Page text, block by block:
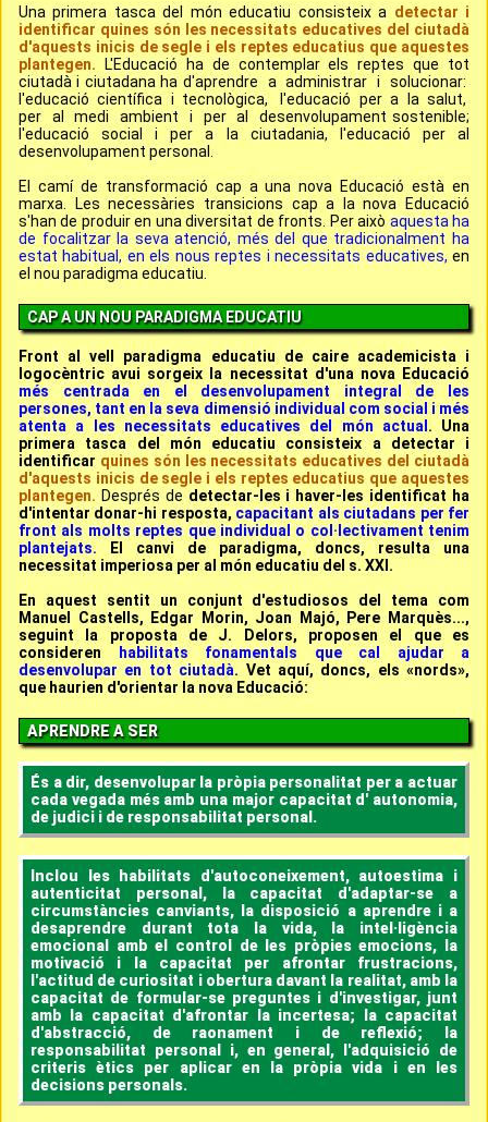
Una primera tasca del món educatiu consisteix a detectar i
identificar quines són les necessitats educatives del ciutadà
d'aquests inicis de segle i els reptes educatius que aquestes
plantegen.
L'Educació ha de contemplar els reptes que tot
ciutadà i ciutadana ha d'aprendre a administrar i solucionar:
l'educació científica i tecnològica, l'educació per a la salut,
per al medi ambient i per al desenvolupament sostenible;
l'educació social i per a la ciutadania, l'educació per al
desenvolupament personal.
El camí de transformació cap a una nova Educació està en
marxa. Les necessàries transicions cap a la nova Educació
s'han de produir en una diversitat de fronts. Per això aquesta ha
de focalitzar la seva atenció, més del que tradicionalment ha
estat habitual, en els nous reptes i necessitats educatives, en
el nou paradigma educatiu.
CAP A UN NOU PARADIGMA EDUCATIU
Front al vell paradigma educatiu de caire academicista i
logocèntric avui sorgeix la necessitat d'una nova Educació
més centrada en el desenvolupament integral de les
persones, tant en la seva dimensió individual com social i més
atenta a les necessitats educatives del món actual . Una
primera tasca del món educatiu consisteix a detectar i
identificar quines són les necessitats educatives del ciutadà
d'aquests inicis de segle i els reptes educatius que aquestes
plantegen. Després de detectar-les i haver-les identificat ha
d'intentar donar-hi resposta, capacitant als ciutadans per fer
front als molts reptes que individual o col·lectivament tenim
plantejats.
El canvi de paradigma, doncs, resulta una
necessitat imperiosa per al món educatiu del s. XXI.
En aquest sentit un conjunt d'estudiosos del tema com
Manuel Castells, Edgar Morin, Joan Majó, Pere Marquès...,
seguint la proposta de J. Delors, proposen el que es
consideren
habilitats fonamentals que cal ajudar a
desenvolupar en tot ciutadà. Vet aquí, doncs, els «nords»,
que haurien d'orientar la nova Educació:
APRENDRE A SER
És a dir, desenvolupar la pròpia personalitat per a actuar
cada vegada més amb una major capacitat d' autonomia,
de judici i de responsabilitat personal.
Inclou les habilitats d'autoconeixement, autoestima i
autenticitat personal, la capacitat d'adaptar-se a
circumstàncies canviants, la disposició a aprendre i a
desaprendre durant tota la vida, la intel·ligència
emocional amb el control de les pròpies emocions, la
motivació i la capacitat per afrontar frustracions,
l'actitud de curiositat i obertura davant la realitat, amb la
capacitat de formular-se preguntes i d'investigar, junt
amb la capacitat d'afrontar la incertesa; la capacitat
d'abstracció, de raonament i de reflexió; la
responsabilitat personal i, en general, l'adquisició de
criteris ètics per aplicar en la pròpia vida i en les
decisions personals.